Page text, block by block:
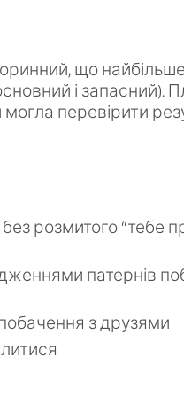
що найбільше
і запасний).
перевірити
без розмитого “тебе
патернів
з друзями